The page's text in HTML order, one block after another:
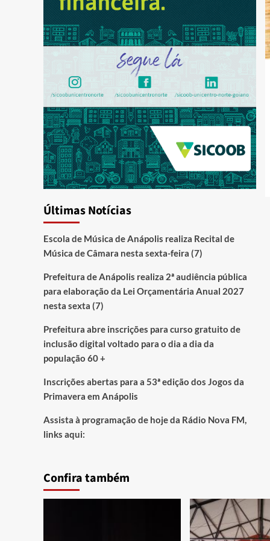
Últimas Notícias
Escola de Música de Anápolis realiza Recital de
Música de Câmara nesta sexta-feira (7)
Prefeitura de Anápolis realiza 2ª audiência pública
para elaboração da Lei Orçamentária Anual 2027
nesta sexta (7)
Prefeitura abre inscrições para curso gratuito de
inclusão digital voltado para o dia a dia da
população 60 +
Inscrições abertas para a 53ª edição dos Jogos da
Primavera em Anápolis
Assista à programação de hoje da Rádio Nova FM,
links aqui:
Confira também